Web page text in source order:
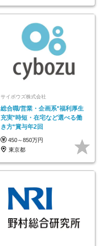
サイボウズ株式会社
総合職/営業・企画系*福利厚生
充実*時短・在宅など選べる働
き方*賞与年2回
450～850万円
東京都